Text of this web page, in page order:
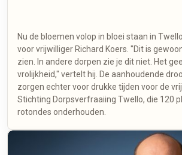
Nu de bloemen volop in bloei staan in
voor vrijwilliger Richard Koers. "Dit is
zien. In andere dorpen zie je dit niet. Het
vrolijkheid," vertelt hij. De aanhoudende
zorgen echter voor drukke tijden voor de
Stichting Dorpsverfraaiing Twello, die 120
rotondes onderhouden.